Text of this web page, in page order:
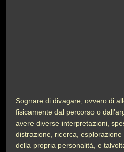
Sognare di divagare, ovvero di
fisicamente dal percorso o
avere diverse interpretazioni,
distrazione, ricerca,
della propria personalità, e